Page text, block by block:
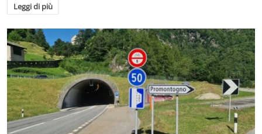
Leggi di più